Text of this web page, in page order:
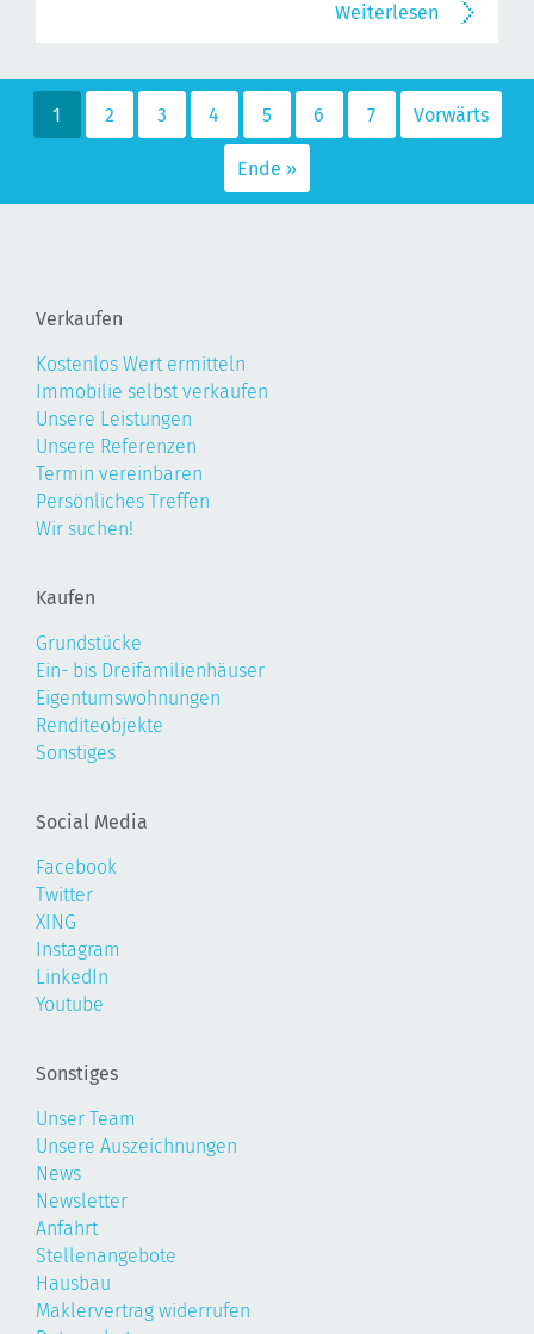
Weiterlesen
1 2 3 4 5 6 7 Vorwärts
Ende »
Verkaufen
Kostenlos Wert ermitteln
Immobilie selbst verkaufen
Unsere Leistungen
Unsere Referenzen
Termin vereinbaren
Persönliches Treffen
Wir suchen!
Kaufen
Grundstücke
Ein- bis Dreifamilienhäuser
Eigentumswohnungen
Renditeobjekte
Sonstiges
Social Media
Facebook
Twitter
XING
Instagram
LinkedIn
Youtube
Sonstiges
Unser Team
Unsere Auszeichnungen
News
Newsletter
Anfahrt
Stellenangebote
Hausbau
Maklervertrag widerrufen